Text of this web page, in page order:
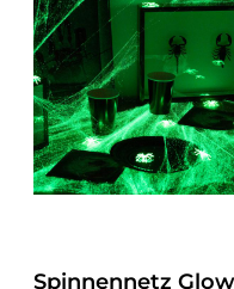
Spinnennetz